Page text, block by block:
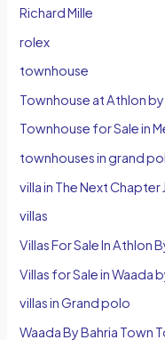
Richard Mille
rolex
townhouse
Townhouse at Athlon
Townhouse for Sale in
townhouses in grand
villa in The Next Chapter
villas
Villas For Sale In Athlon
Villas for Sale in Waada
villas in Grand polo
Waada By Bahria Town